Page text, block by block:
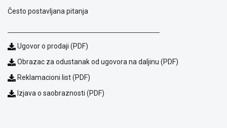
kvara
privatnosti
Politika
o
kolačićima
Provera
garancije
OUTLET
Često postavljana pitanja
Ugovor o prodaji (PDF)
Obrazac za odustanak od ugovora na daljinu (PDF)
Reklamacioni list (PDF)
Izjava o saobraznosti (PDF)